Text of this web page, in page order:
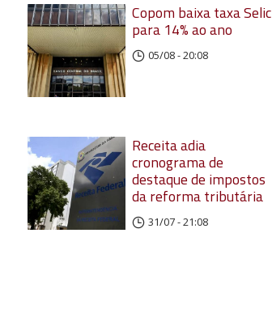
Copom baixa taxa Selic
para 14% ao ano
05/08 - 20:08
Receita adia
cronograma de
destaque de impostos
da reforma tributária
31/07 - 21:08